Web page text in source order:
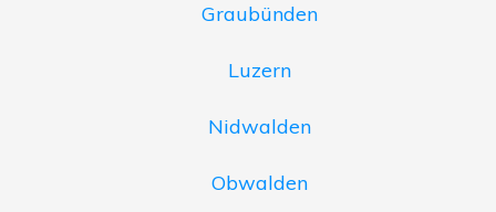
Graubünden
Luzern
Nidwalden
Obwalden